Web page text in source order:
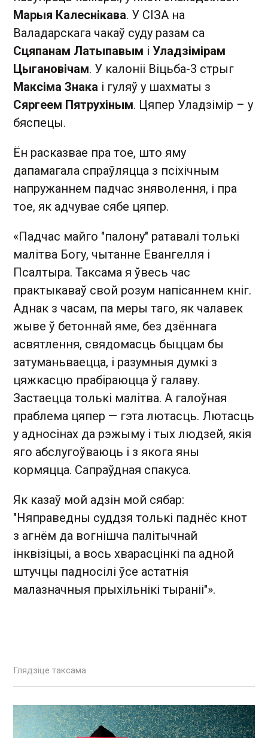
Марыя Калеснікава. У СІЗА на
Валадарскага чакаў суду разам са
Сцяпанам Латыпавым і Уладзімірам
Цыгановічам. У калоніі Віцьба-3 стрыг
Максіма Знака і гуляў у шахматы з
Сяргеем Пятрухіным. Цяпер Уладзімір – у
бяспецы.
Ён расказвае пра тое, што яму
дапамагала спраўляцца з псіхічным
напружаннем падчас зняволення, і пра
тое, як адчувае сябе цяпер.
«Падчас майго "палону" ратавалі толькі
малітва Богу, чытанне Евангелля і
Псалтыра. Таксама я ўвесь час
практыкаваў свой розум напісаннем кніг.
Аднак з часам, па меры таго, як чалавек
жыве ў бетоннай яме, без дзённага
асвятлення, свядомасць быццам бы
затуманьваецца, і разумныя думкі з
цяжкасцю прабіраюцца ў галаву.
Застаецца толькі малітва. А галоўная
праблема цяпер — гэта лютасць. Лютасць
у адносінах да рэжыму і тых людзей, якія
яго абслугоўваюць і з якога яны
кормяцца. Сапраўдная спакуса.
Як казаў мой адзін мой сябар:
"Няправедны суддзя толькі паднёс кнот
з агнём да вогнішча палітычнай
інквізіцыі, а вось хварасцінкі па адной
штучцы падносілі ўсе астатнія
малазначныя прыхільнікі тыраніі"».
Глядзіце таксама